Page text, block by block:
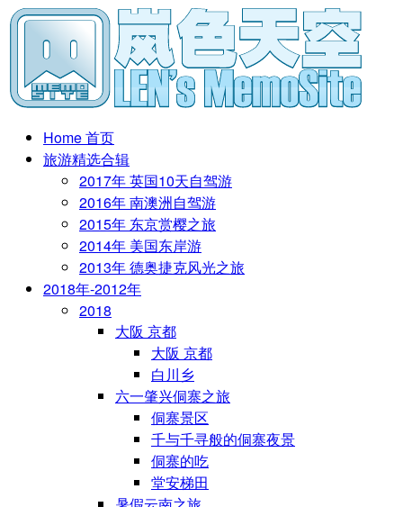
Home 首页
旅游精选合辑
2017年 英国10天自驾游
2016年 南澳洲自驾游
2015年 东京赏樱之旅
2014年 美国东岸游
2013年 德奥捷克风光之旅
2018年-2012年
2018
大阪 京都
大阪 京都
白川乡
六一肇兴侗寨之旅
侗寨景区
千与千寻般的侗寨夜景
侗寨的吃
堂安梯田